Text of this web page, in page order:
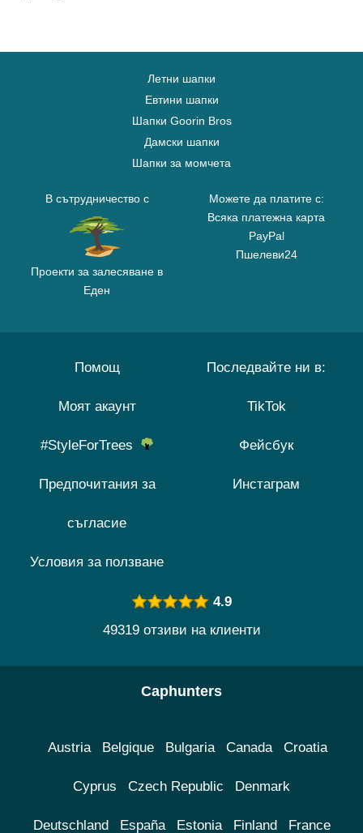
Летни шапки
Евтини шапки
Шапки Goorin Bros
Дамски шапки
Шапки за момчета
В сътрудничество с
Проекти за залесяване в
Еден
Можете да платите с:
Всяка платежна карта
PayPal
Пшелеви24
Помощ
Моят акаунт
#StyleForTrees
Предпочитания за
съгласие
Условия за ползване
Последвайте ни в:
TikTok
Фейсбук
Инстаграм
4.9
49319 отзиви на клиенти
Caphunters
Austria Belgique Bulgaria Canada Croatia
Cyprus Czech Republic Denmark
Deutschland España Estonia Finland France